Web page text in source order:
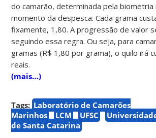
do camarão, determinada pela biometria
momento da despesca. Cada grama
fixamente, 1,80. A progressão de valor
seguindo essa regra. Ou seja, para
gramas (R$ 1,80 por grama), o quilo irá
reais.
(mais…)
Tags: Laboratório de Camarões
Marinhos
LCM UFSC
de Santa Catarina